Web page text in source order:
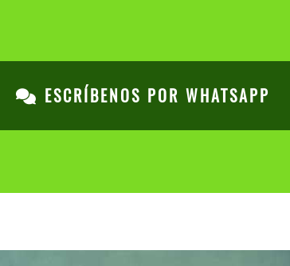
ESCRÍBENOS POR WHATSAPP